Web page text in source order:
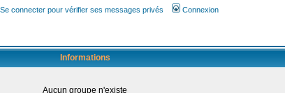
Se connecter pour vérifier ses messages privés Connexion
Informations
Aucun groupe n'existe